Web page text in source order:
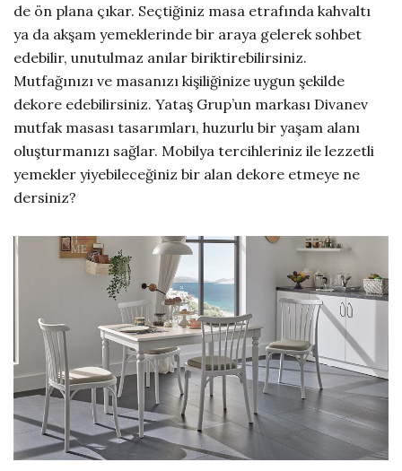
de ön plana çıkar. Seçtiğiniz masa etrafında kahvaltı
ya da akşam yemeklerinde bir araya gelerek sohbet
edebilir, unutulmaz anılar biriktirebilirsiniz.
Mutfağınızı ve masanızı kişiliğinize uygun şekilde
dekore edebilirsiniz. Yataş Grup’un markası Divanev
mutfak masası tasarımları, huzurlu bir yaşam alanı
oluşturmanızı sağlar. Mobilya tercihleriniz ile lezzetli
yemekler yiyebileceğiniz bir alan dekore etmeye ne
dersiniz?